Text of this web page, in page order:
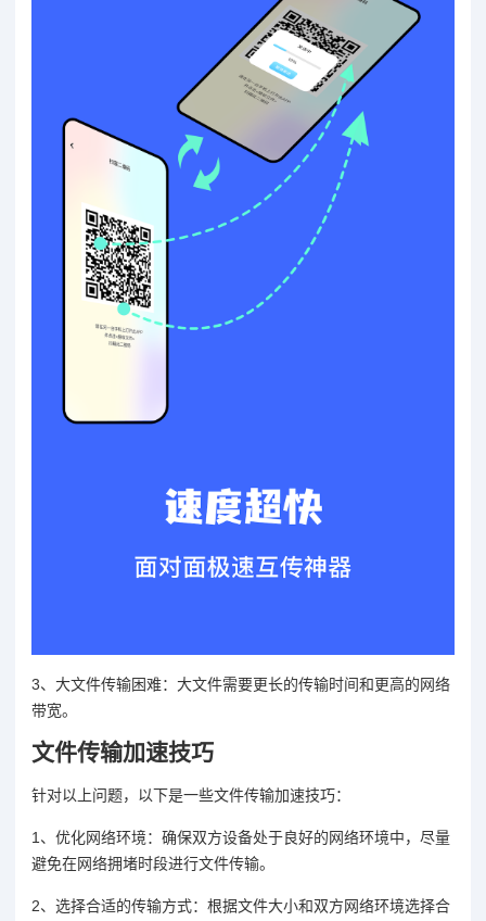
3、大文件传输困难：大文件需要更长的传输时间和更高的网络
带宽。
文件传输加速技巧
针对以上问题，以下是一些文件传输加速技巧：
1、优化网络环境：确保双方设备处于良好的网络环境中，尽量
避免在网络拥堵时段进行文件传输。
2、选择合适的传输方式：根据文件大小和双方网络环境选择合